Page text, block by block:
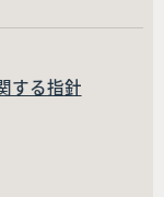
する指針